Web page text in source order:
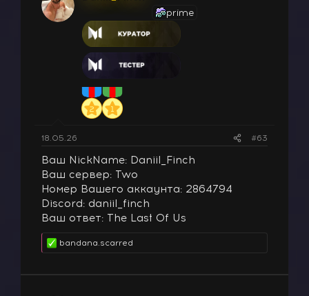
prime
18.05.26 #63
Ваш NickName: Daniil_Finch
Ваш сервер: Two
Номер Вашего аккаунта: 2864794
Discord: daniil_finch
Ваш ответ: The Last Of Us
Р
bandana.scarred